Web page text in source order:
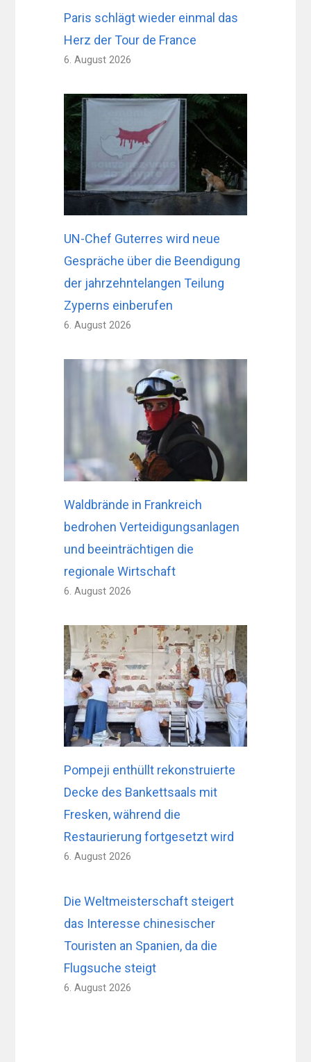
Paris schlägt wieder einmal das
Herz der Tour de France
6. August 2026
UN-Chef Guterres wird neue
Gespräche über die Beendigung
der jahrzehntelangen Teilung
Zyperns einberufen
6. August 2026
Waldbrände in Frankreich
bedrohen Verteidigungsanlagen
und beeinträchtigen die
regionale Wirtschaft
6. August 2026
Pompeji enthüllt rekonstruierte
Decke des Bankettsaals mit
Fresken, während die
Restaurierung fortgesetzt wird
6. August 2026
Die Weltmeisterschaft steigert
das Interesse chinesischer
Touristen an Spanien, da die
Flugsuche steigt
6. August 2026